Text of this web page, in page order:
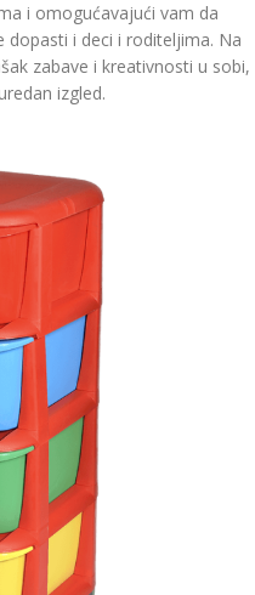
i omogućavajući vam da
i deci i roditeljima. Na
zabave i kreativnosti u sobi,
izgled.